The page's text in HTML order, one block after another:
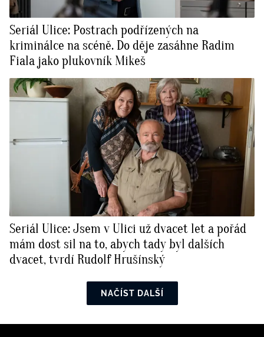
Seriál Ulice: Postrach podřízených na
kriminálce na scéně. Do děje zasáhne Radim
Fiala jako plukovník Mikeš
Seriál Ulice: Jsem v Ulici už dvacet let a pořád
mám dost sil na to, abych tady byl dalších
dvacet, tvrdí Rudolf Hrušínský
NAČÍST DALŠÍ